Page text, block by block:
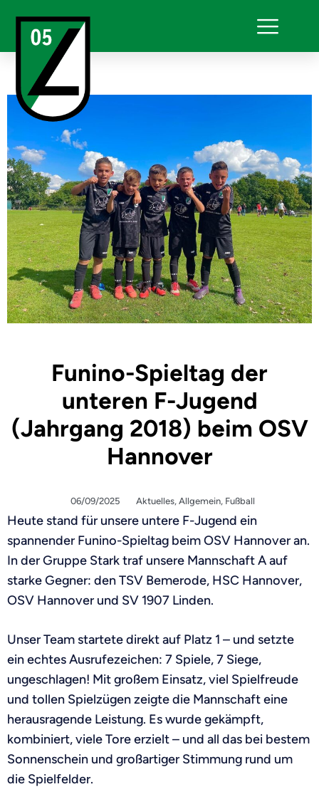
Funino-Spieltag der
unteren F-Jugend
(Jahrgang 2018) beim OSV
Hannover
06/09/2025 Aktuelles, Allgemein, Fußball
Heute stand für unsere untere F-Jugend ein
spannender Funino-Spieltag beim OSV Hannover an.
In der Gruppe Stark traf unsere Mannschaft A auf
starke Gegner: den TSV Bemerode, HSC Hannover,
OSV Hannover und SV 1907 Linden.
Unser Team startete direkt auf Platz 1 – und setzte
ein echtes Ausrufezeichen: 7 Spiele, 7 Siege,
ungeschlagen! Mit großem Einsatz, viel Spielfreude
und tollen Spielzügen zeigte die Mannschaft eine
herausragende Leistung. Es wurde gekämpft,
kombiniert, viele Tore erzielt – und all das bei bestem
Sonnenschein und großartiger Stimmung rund um
die Spielfelder.